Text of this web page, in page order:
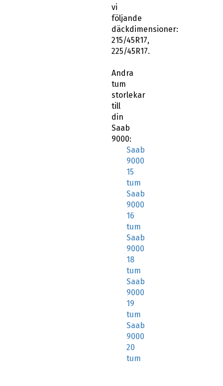
vi
följande
däckdimensioner:
215/45R17,
225/45R17.
Andra
tum
storlekar
till
din
Saab
9000:
Saab
9000
15
tum
Saab
9000
16
tum
Saab
9000
18
tum
Saab
9000
19
tum
Saab
9000
20
tum